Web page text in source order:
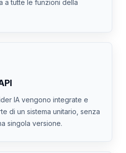
a tutte le funzioni della
IA vengono integrate e
di un sistema unitario, senza
singola versione.